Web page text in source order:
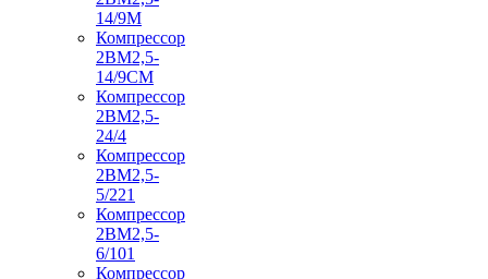
14/9М
Компрессор
2ВМ2,5-
14/9СМ
Компрессор
2ВМ2,5-
24/4
Компрессор
2ВМ2,5-
5/221
Компрессор
2ВМ2,5-
6/101
Компрессор